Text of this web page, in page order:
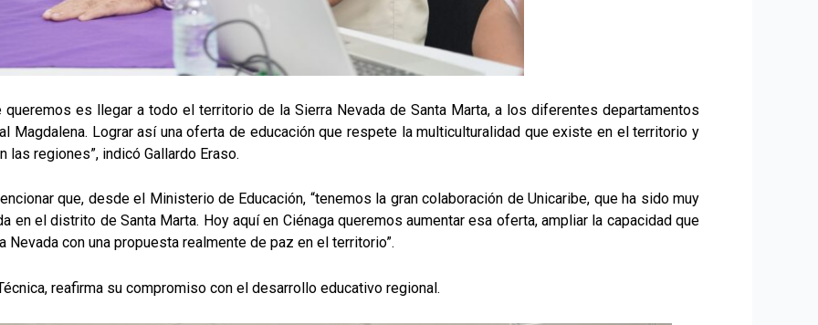
es llegar a todo el territorio de la Sierra Nevada de Santa Marta, a los diferentes departamentos
Magdalena. Lograr así una oferta de educación que respete la multiculturalidad que existe en el territorio y
regiones”, indicó Gallardo Eraso.
que, desde el Ministerio de Educación, “tenemos la gran colaboración de Unicaribe, que ha sido muy
en el distrito de Santa Marta. Hoy aquí en Ciénaga queremos aumentar esa oferta, ampliar la capacidad que
con una propuesta realmente de paz en el territorio”.
reafirma su compromiso con el desarrollo educativo regional.